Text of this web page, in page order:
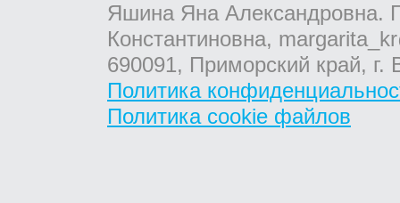
Яшина Яна Александровна.
Константиновна,
690091, Приморский край,
Политика
Политика cookie файлов